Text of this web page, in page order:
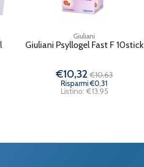
Giuliani
Giuliani Psyllogel Fast F 10stick
€10,32 €10,63
Risparmi €0,31
Listino: €13,95